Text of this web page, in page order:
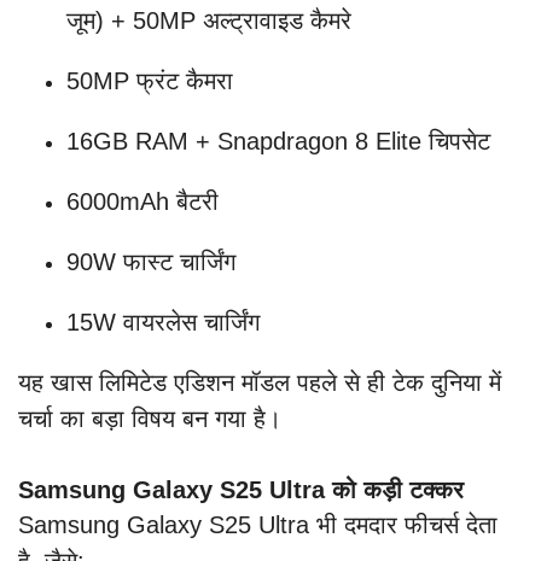
जूम) + 50MP अल्ट्रावाइड कैमरे
50MP फ्रंट कैमरा
16GB RAM + Snapdragon 8 Elite चिपसेट
6000mAh बैटरी
90W फास्ट चार्जिंग
15W वायरलेस चार्जिंग
यह खास लिमिटेड एडिशन मॉडल पहले से ही टेक दुनिया में
चर्चा का बड़ा विषय बन गया है।
Samsung Galaxy S25 Ultra को कड़ी टक्कर
Samsung Galaxy S25 Ultra भी दमदार फीचर्स देता